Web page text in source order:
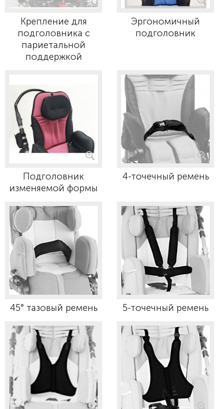
Крепление для
подголовника с
париетальной
поддержкой
Эргономичный
подголовник
Подголовник
изменяемой формы
4-точечный ремень
45° тазовый ремень 5-точечный ремень